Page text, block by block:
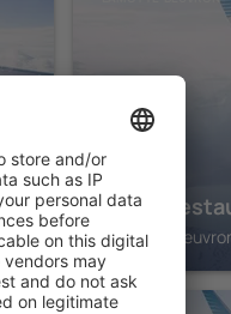
Hôtel
Lamotte-